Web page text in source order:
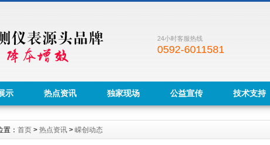
24小时客服热线
0592-6011581
示 热点资讯 独家现场 公益宣传 技术支持
置： 首页 > 热点资讯 > 嵘创动态